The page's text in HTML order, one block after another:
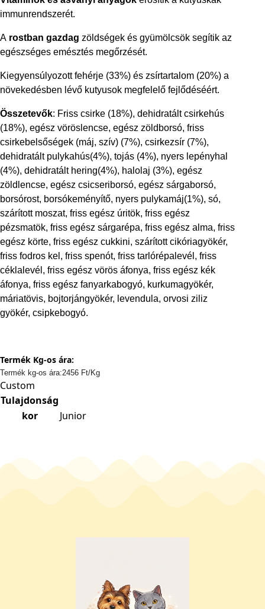
immunrendszerét.
A rostban gazdag zöldségek és gyümölcsök segítik az
egészséges emésztés megőrzését.
Kiegyensúlyozott fehérje (33%) és zsírtartalom (20%) a
növekedésben lévő kutyusok megfelelő fejlődéséért.
Összetevők: Friss csirke (18%), dehidratált csirkehús
(18%), egész vöröslencse, egész zöldborsó, friss
csirkebelsőségek (máj, szív) (7%), csirkezsír (7%),
dehidratált pulykahús(4%), tojás (4%), nyers lepényhal
(4%), dehidratált hering(4%), halolaj (3%), egész
zöldlencse, egész csicseriborsó, egész sárgaborsó,
borsórost, borsókeményítő, nyers pulykamáj(1%), só,
szárított moszat, friss egész úritök, friss egész
pézsmatök, friss egész sárgarépa, friss egész alma, friss
egész körte, friss egész cukkini, szárított cikóriagyökér,
friss fodros kel, friss spenót, friss tarlórépalevél, friss
céklalevél, friss egész vörös áfonya, friss egész kék
áfonya, friss egész fanyarkabogyó, kurkumagyökér,
máriatövis, bojtorjángyökér, levendula, orvosi ziliz
gyökér, csipkebogyó.
Termék Kg-os ára:
Termék kg-os ára:2456 Ft/Kg
Custom
Tulajdonság
kor
Junior